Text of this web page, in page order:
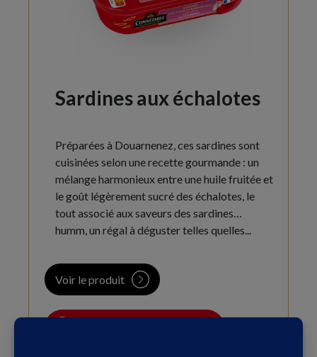
Sardinesaux échalotes
Préparées à Douarnenez, ces sardines sont
cuisinées selon une recette gourmande : un
mélange harmonieux entre une huile fruitée et
le goût légèrement sucré des échalotes, le
tout associé aux saveurs des sardines…
humm, un régal à déguster telles quelles...
Voir le produit